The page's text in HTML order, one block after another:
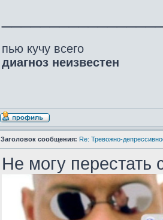
пью кучу всего
диагноз неизвестен
Заголовок сообщения: Re: Тревожно-
Не могу перестать